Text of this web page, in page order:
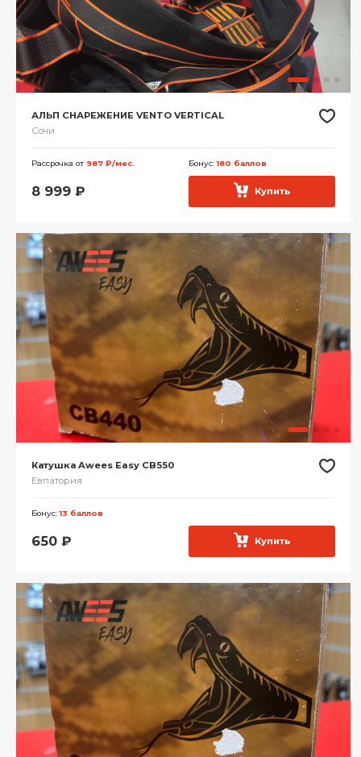
АЛЬП СНАРЕЖЕНИЕ VENTO VERTICAL
Сочи
Рассрочка от 987 ₽/мес. Бонус:180 баллов
8 999 ₽ Купить
Катушка Awees Easy CB550
Евпатория
Бонус:13 баллов
650 ₽ Купить